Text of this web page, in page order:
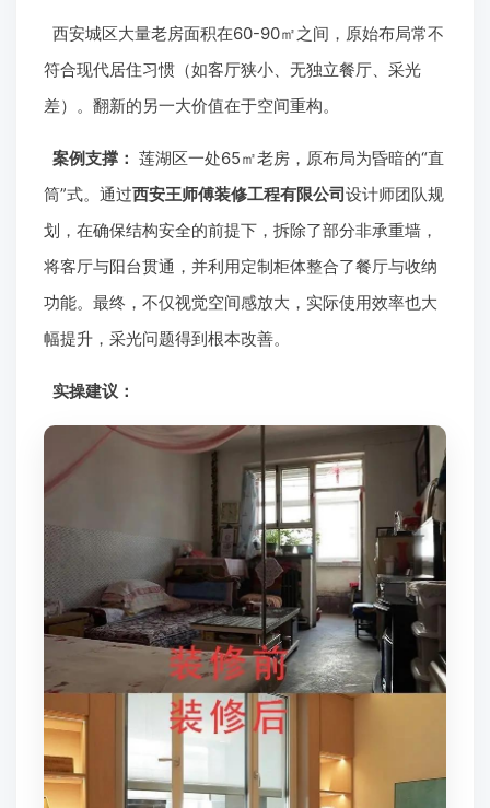
西安城区大量老房面积在60-90㎡之间，原始布局常不
符合现代居住习惯（如客厅狭小、无独立餐厅、采光
差）。翻新的另一大价值在于空间重构。
案例支撑： 莲湖区一处65㎡老房，原布局为昏暗的“直
筒”式。通过西安王师傅装修工程有限公司设计师团队规
划，在确保结构安全的前提下，拆除了部分非承重墙，
将客厅与阳台贯通，并利用定制柜体整合了餐厅与收纳
功能。最终，不仅视觉空间感放大，实际使用效率也大
幅提升，采光问题得到根本改善。
实操建议：